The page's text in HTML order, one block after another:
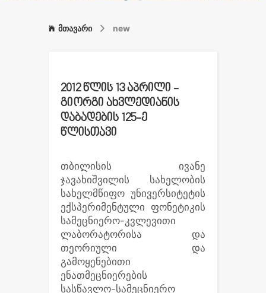
მთავარი new
2012 წლის 13 აპრილი -
გიორგი ახვლედიანის
დაბადების 125-ე
წლისთავი
თბილისის ივანე
ჯავახიშვილის სახელობის
სახელმწიფო უნივერსიტეტის
ექსპერიმენტული ფონეტიკის
სამეცნიერო-კვლევითი
ლაბორატორისა და
თეორიული და
გამოყენებითი
ენათმეცნიერების
სასწავლო-სამეცნიერო